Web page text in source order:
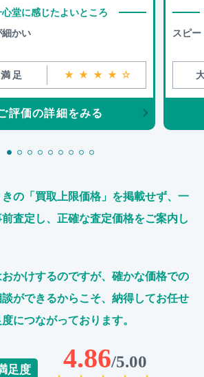
心堂に感じたよいところ
かい
足 ★★★★☆
評価の詳細をみる
スピー
の「買取上限価格」を掲載せず、 一
査定し、正確な査定価格をご案内し
かけするのですが、 確かな価格での
ができるからこそ、 納得してお任せ
につながっております。
足度 4.86/5.00